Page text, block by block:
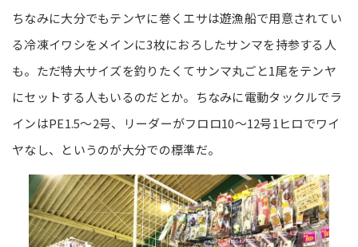
ちなみに大分でもテンヤに巻くエサは遊漁船で用意されてい
る冷凍イワシをメインに3枚におろしたサンマを持参する人
も。ただ特大サイズを釣りたくてサンマ丸ごと1尾をテンヤ
にセットする人もいるのだとか。ちなみに電動タックルでラ
インはPE1.5～2号、リーダーがフロロ10～12号1ヒロでワイ
ヤなし、というのが大分での標準だ。